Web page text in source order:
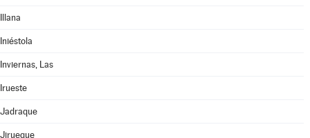
Illana
Iniéstola
Inviernas, Las
Irueste
Jadraque
Jirueque